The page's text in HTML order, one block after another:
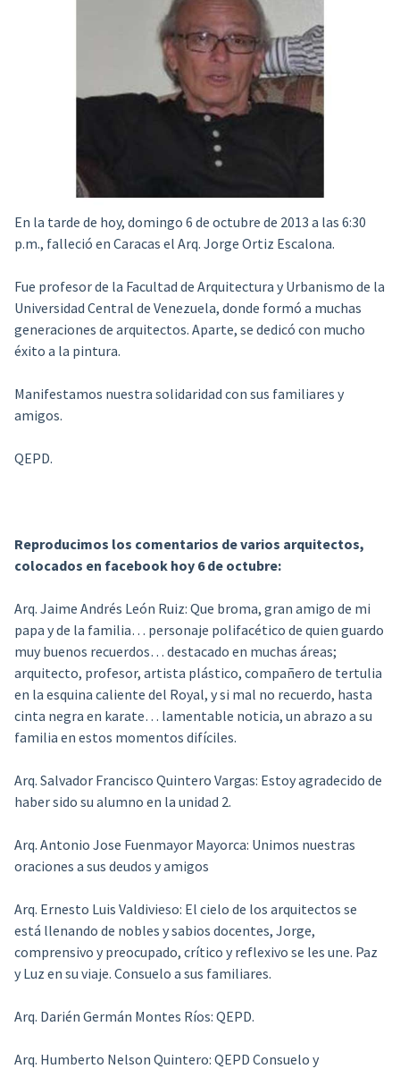
En la tarde de hoy, domingo 6 de octubre de 2013 a las 6:30
p.m., falleció en Caracas el Arq. Jorge Ortiz Escalona.
Fue profesor de la Facultad de Arquitectura y Urbanismo de la
Universidad Central de Venezuela, donde formó a muchas
generaciones de arquitectos. Aparte, se dedicó con mucho
éxito a la pintura.
Manifestamos nuestra solidaridad con sus familiares y
amigos.
QEPD.
Reproducimos los comentarios de varios arquitectos,
colocados en facebook hoy 6 de octubre:
Arq. Jaime Andrés León Ruiz: Que broma, gran amigo de mi
papa y de la familia… personaje polifacético de quien guardo
muy buenos recuerdos… destacado en muchas áreas;
arquitecto, profesor, artista plástico, compañero de tertulia
en la esquina caliente del Royal, y si mal no recuerdo, hasta
cinta negra en karate… lamentable noticia, un abrazo a su
familia en estos momentos difíciles.
Arq. Salvador Francisco Quintero Vargas: Estoy agradecido de
haber sido su alumno en la unidad 2.
Arq. Antonio Jose Fuenmayor Mayorca: Unimos nuestras
oraciones a sus deudos y amigos
Arq. Ernesto Luis Valdivieso: El cielo de los arquitectos se
está llenando de nobles y sabios docentes, Jorge,
comprensivo y preocupado, crítico y reflexivo se les une. Paz
y Luz en su viaje. Consuelo a sus familiares.
Arq. Darién Germán Montes Ríos: QEPD.
Arq. Humberto Nelson Quintero: QEPD Consuelo y